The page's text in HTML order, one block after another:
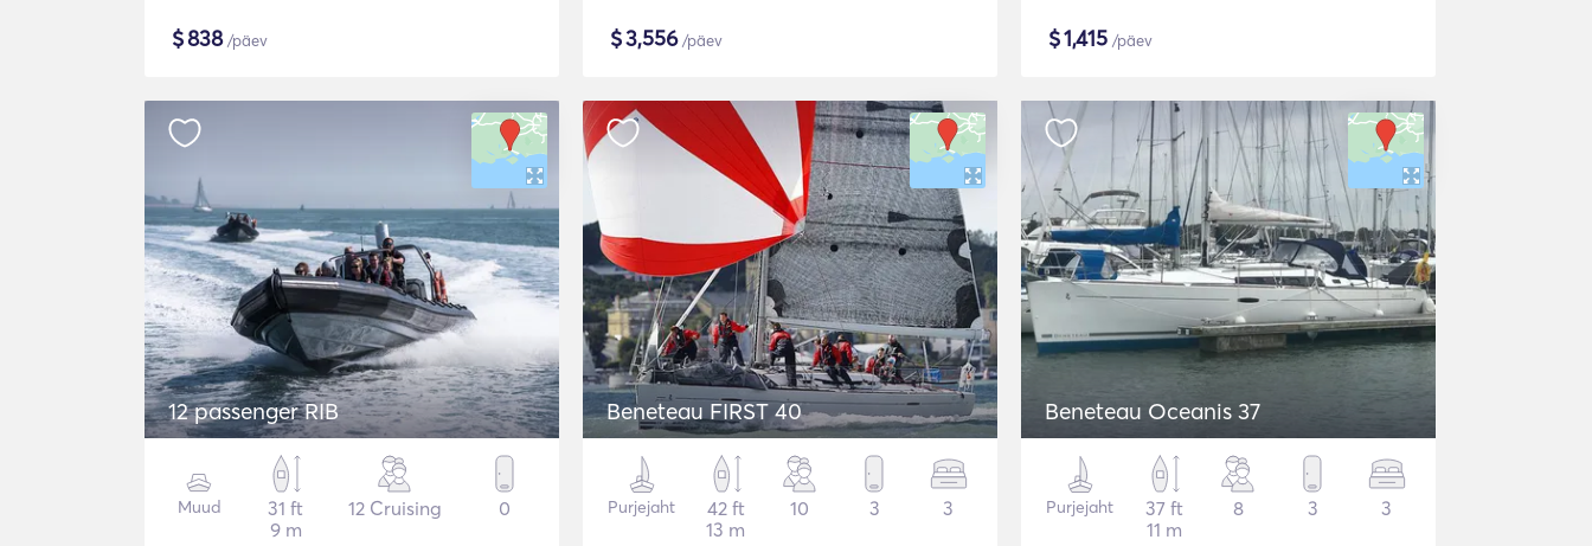
$838/päev $3,556/päev $1,415 /päev
12 passenger RIB
Muud
31 ft
9 m
12 Cruising 0
Beneteau FIRST 40
Purjejaht
42 ft
13 m
10 3 3
Beneteau Oceanis 37
Purjejaht
37 ft
11 m
8 3 3